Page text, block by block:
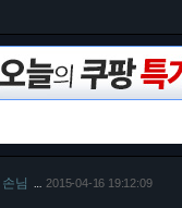
손님 2015-04-16 19:12:09